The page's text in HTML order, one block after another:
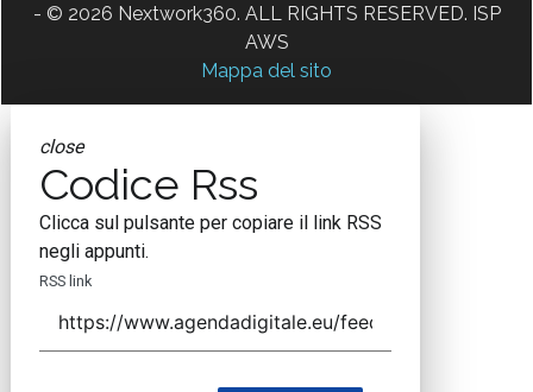
- © 2026 Nextwork360. ALL RIGHTS RESERVED. ISP
AWS
Mappa del sito
close
Codice Rss
Clicca sul pulsante per copiare il link RSS
negli appunti.
RSS link